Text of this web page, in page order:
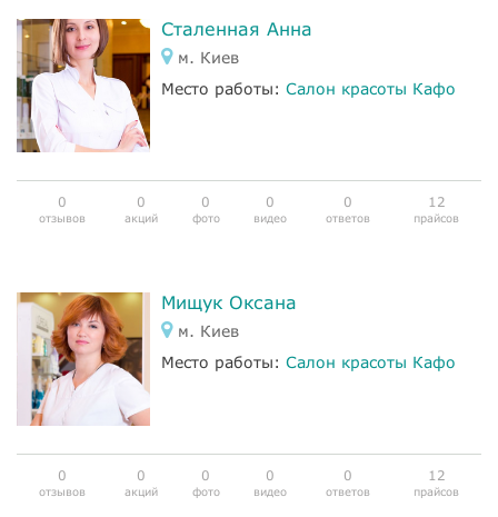
Сталенная Анна
м. Киев
Место работы: Салон красоты Кафо
0
отзывов
0
акций
0
фото
0
видео
0
ответов
12
прайсов
Мищук Оксана
м. Киев
Место работы: Салон красоты Кафо
0
отзывов
0
акций
0
фото
0
видео
0
ответов
12
прайсов